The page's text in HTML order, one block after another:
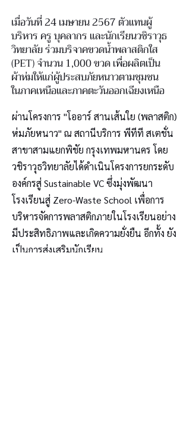
เมื่อวันที่ 24 เมษายน 2567 ตัวแทนผู้
บริหาร ครู บุคลากร และนักเรียนวชิราวุธ
วิทยาลัย ร่วมบริจาคขวดน้ำพลาสติกใส
(PET) จำนวน 1,000 ขวด เพื่อผลิตเป็น
ผ้าห่มให้แก่ผู้ประสบภัยหนาวตามชุมชน
ในภาคเหนือและภาคตะวันออกเฉียงเหนือ
ผ่านโครงการ "โออาร์ สานเส้นใย (พลาสติก)
ห่มภัยหนาว" ณ สถานีบริการ พีทีที สเตชั่น
สาขาสามแยกพิชัย กรุงเทพมหานคร โดย
วชิราวุธวิทยาลัยได้ดำเนินโครงการยกระดับ
องค์กรสู่ Sustainable VC ซึ่งมุ่งพัฒนา
โรงเรียนสู่ Zero-Waste School เพื่อการ
บริหารจัดการพลาสติกภายในโรงเรียนอย่าง
มีประสิทธิภาพและเกิดความยั่งยืน อีกทั้ง ยัง
เป็นการส่งเสริมนักเรียน